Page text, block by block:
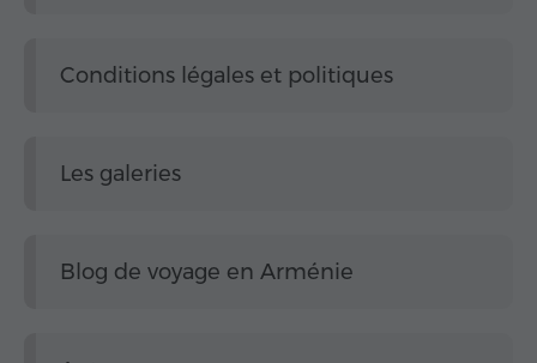
Conditions légales et politiques
Les galeries
Blog de voyage en Arménie